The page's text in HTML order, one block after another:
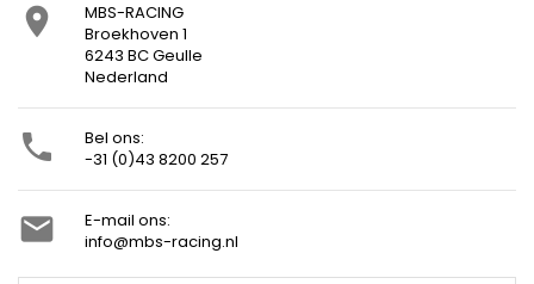

MBS-RACING
Broekhoven 1
6243 BC Geulle
Nederland

Bel ons:
-31 (0)43 8200 257

E-mail ons:
info@mbs-racing.nl